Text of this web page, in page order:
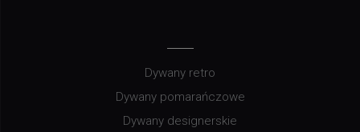
Dywany retro
Dywany pomarańczowe
Dywany designerskie